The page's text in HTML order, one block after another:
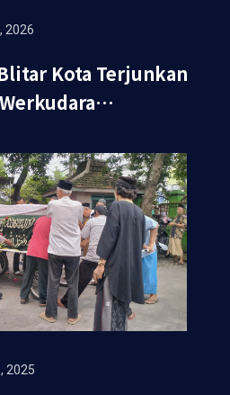
2026
Kota Terjunkan
2025